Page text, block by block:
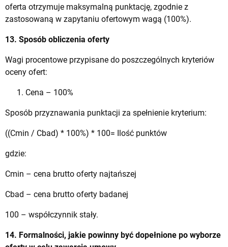
oferta otrzymuje maksymalną punktację, zgodnie z
zastosowaną w zapytaniu ofertowym wagą (100%).
13. Sposób obliczenia oferty
Wagi procentowe przypisane do poszczególnych kryteriów
oceny ofert:
Cena – 100%
Sposób przyznawania punktacji za spełnienie kryterium:
((Cmin / Cbad) * 100%) * 100= Ilość punktów
gdzie:
Cmin – cena brutto oferty najtańszej
Cbad – cena brutto oferty badanej
100 – współczynnik stały.
14. Formalności, jakie powinny być dopełnione po wyborze